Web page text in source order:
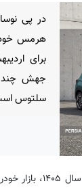
در پی
هرمس
جهش چند
سلتوس
، با آغاز دومین